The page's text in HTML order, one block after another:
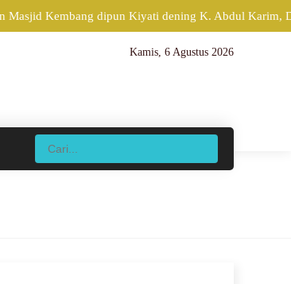
Kembang dipun Kiyati dening K. Abdul Karim,
Kamis, 6 Agustus 2026